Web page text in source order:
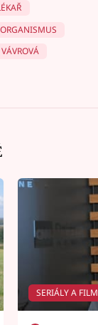
ORGANISMUS
SERIÁLY A